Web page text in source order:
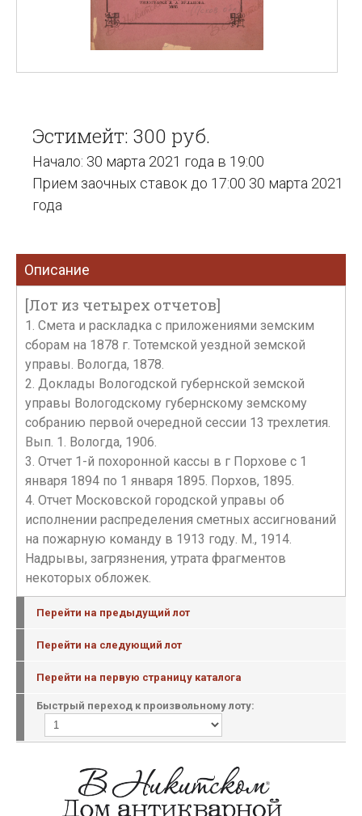
Эстимейт: 300 руб.
Начало: 30 марта 2021 года в 19:00
Прием заочных ставок до 17:00 30 марта 2021
года
Описание
[Лот из четырех отчетов]
1. Смета и раскладка с приложениями земским
сборам на 1878 г. Тотемской уездной земской
управы. Вологда, 1878.
2. Доклады Вологодской губернской земской
управы Вологодскому губернскому земскому
собранию первой очередной сессии 13 трехлетия.
Вып. 1. Вологда, 1906.
3. Отчет 1-й похоронной кассы в г Порхове с 1
января 1894 по 1 января 1895. Порхов, 1895.
4. Отчет Московской городской управы об
исполнении распределения сметных ассигнований
на пожарную команду в 1913 году. М., 1914.
Надрывы, загрязнения, утрата фрагментов
некоторых обложек.
Перейти на предыдущий лот
Перейти на следующий лот
Перейти на первую страницу каталога
Быстрый переход к произвольному лоту: